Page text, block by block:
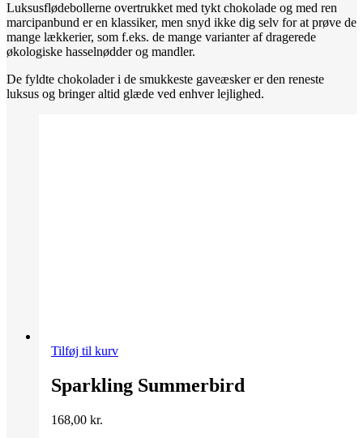
Luksusflødebollerne overtrukket med tykt chokolade og med ren
marcipanbund er en klassiker, men snyd ikke dig selv for at prøve de
mange lækkerier, som f.eks. de mange varianter af dragerede
økologiske hasselnødder og mandler.
De fyldte chokolader i de smukkeste gaveæsker er den reneste
luksus og bringer altid glæde ved enhver lejlighed.
Tilføj til kurv
Sparkling Summerbird
168,00 kr.